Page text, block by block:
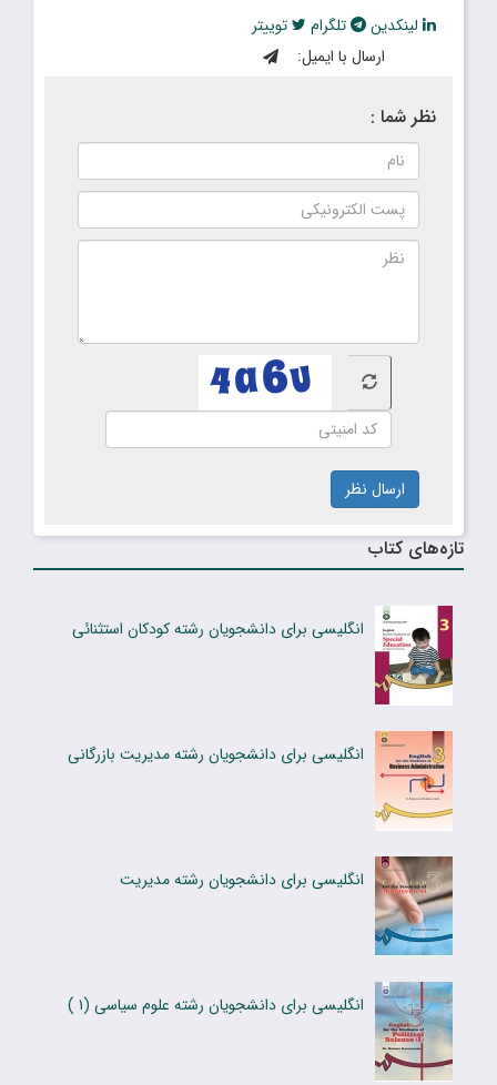
لینکدین تلگرام
توییتر
ارسال با ایمیل:
نظر شما :
ارسال نظر
تازه‌های کتاب
انگلیسی برای دانشجویان رشته کودکان استثنائی
انگلیسی برای دانشجویان رشته مدیریت بازرگانی
انگلیسى براى دانشجویان رشته مدیریت
انگلیسی برای دانشجویان رشته علوم سیاسی (۱ )